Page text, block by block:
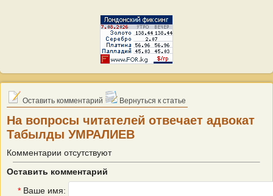
Оставить комментарий Вернуться к статье
На вопросы читателей отвечает адвокат
Табылды УМРАЛИЕВ
Комментарии отсутствуют
Оставить комментарий
* Ваше имя: